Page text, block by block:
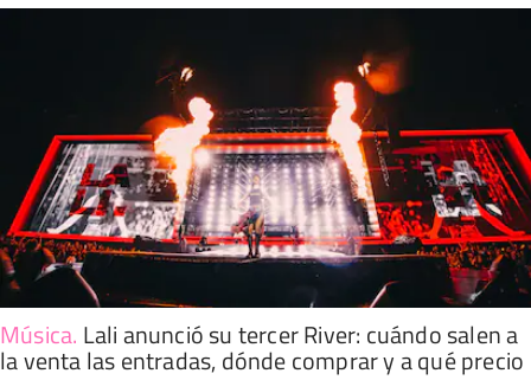
Música. Lali anunció su tercer River: cuándo salen a
la venta las entradas, dónde comprar y a qué precio